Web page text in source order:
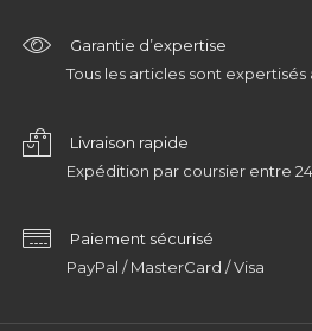
Garantie d’expertise
Tous les articles sont
Livraison rapide
Expédition par coursier entre
Paiement sécurisé
PayPal / MasterCard / Visa